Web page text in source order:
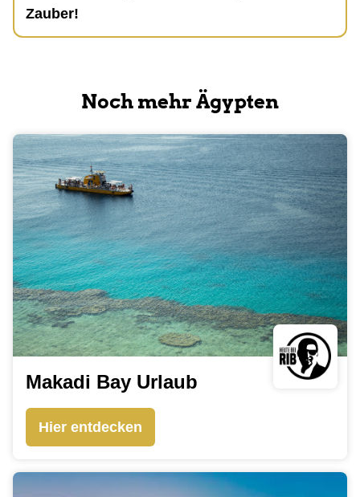
Zauber!
Noch mehr Ägypten
Makadi Bay Urlaub
Hier entdecken